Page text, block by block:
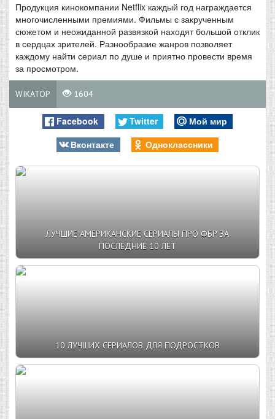
Продукция кинокомпании Netflix каждый год награждается
многочисленными премиями. Фильмы с закрученным
сюжетом и неожиданной развязкой находят большой отклик
в сердцах зрителей. Разнообразие жанров позволяет
каждому найти сериал по душе и приятно провести время
за просмотром.
WIKATOP 1604
Facebook Twitter
Мой мир
Вконтакте
Одноклассники
ЛУЧШИЕ АМЕРИКАНСКИЕ СЕРИАЛЫ ПРО ФБР ЗА
ПОСЛЕДНИЕ 10 ЛЕТ
10 ЛУЧШИХ СЕРИАЛОВ ДЛЯ ПОДРОСТКОВ